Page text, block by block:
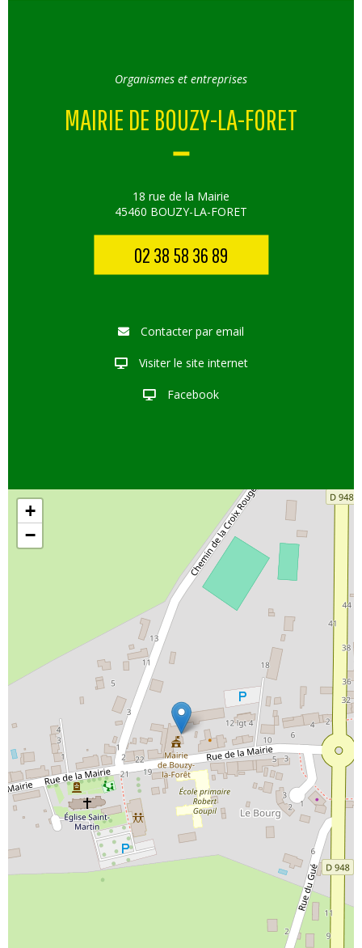
Organismes et entreprises
MAIRIE DE BOUZY-LA-FORET
18 rue de la Mairie
45460 BOUZY-LA-FORET
02 38 58 36 89
Contacter par email
Visiter le site internet
Facebook
+
−